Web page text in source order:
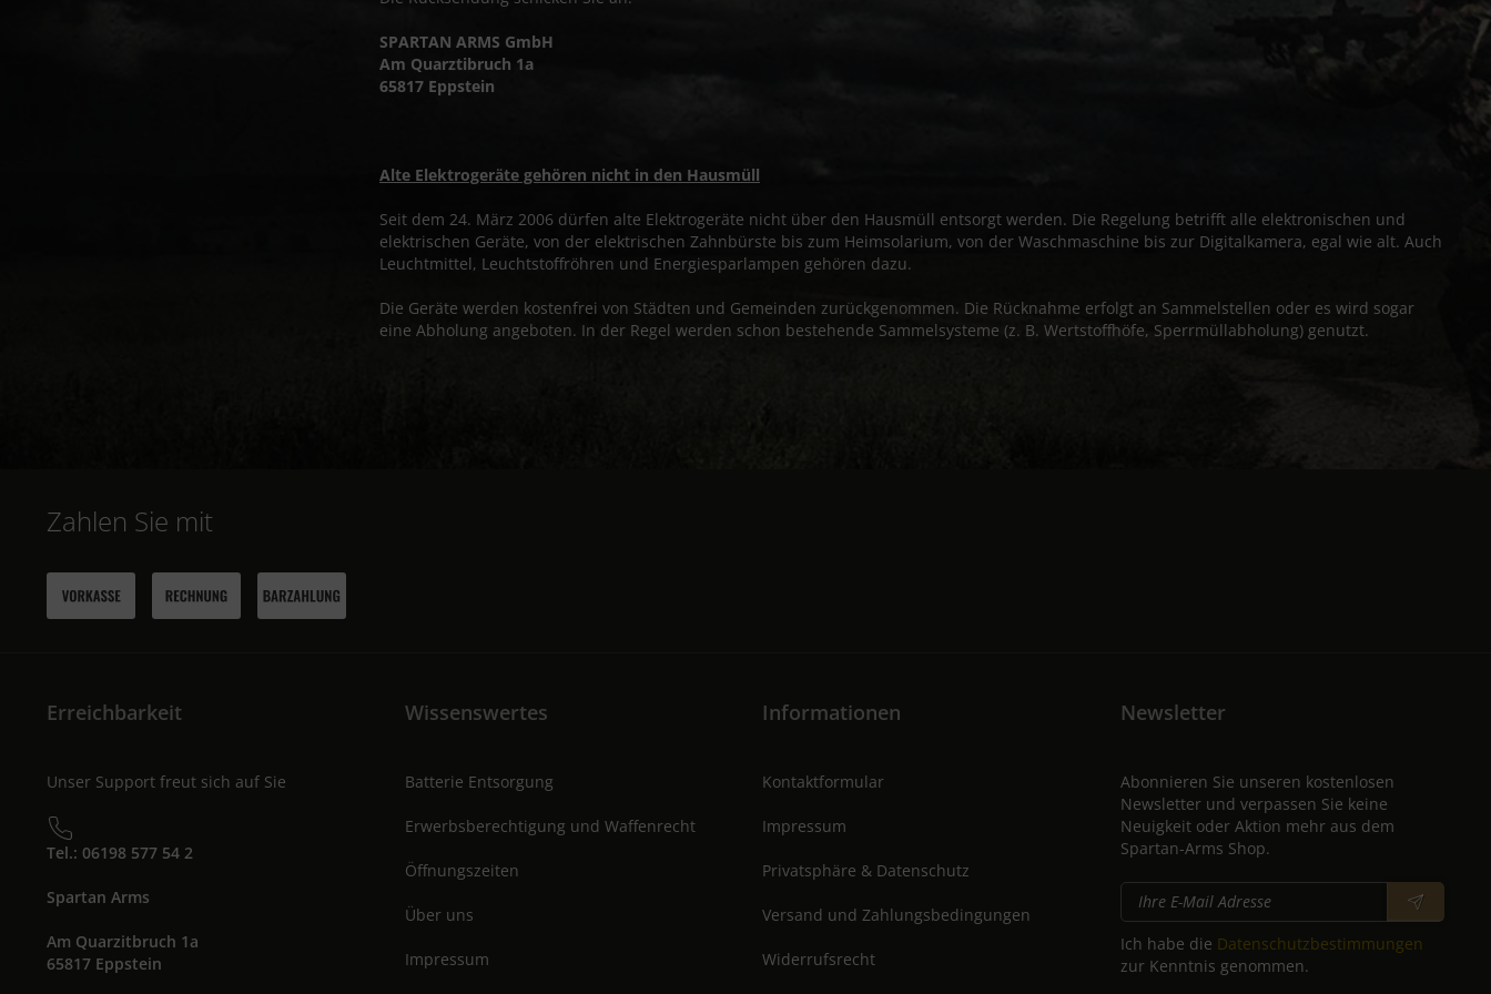
SPARTAN ARMS GmbH
Am Quarztibruch 1a
65817 Eppstein
Alte Elektrogeräte gehören nicht in den Hausmüll
Seit dem 24. März 2006 dürfen alte Elektrogeräte nicht über den Hausmüll entsorgt werden. Die Regelung betrifft alle elektronischen und
elektrischen Geräte, von der elektrischen Zahnbürste bis zum Heimsolarium, von der Waschmaschine bis zur Digitalkamera, egal wie alt. Auch
Leuchtmittel, Leuchtstoffröhren und Energiesparlampen gehören dazu.
Die Geräte werden kostenfrei von Städten und Gemeinden zurückgenommen. Die Rücknahme erfolgt an Sammelstellen oder es wird sogar
eine Abholung angeboten. In der Regel werden schon bestehende Sammelsysteme (z. B. Wertstoffhöfe, Sperrmüllabholung) genutzt.
Zahlen Sie mit
Erreichbarkeit
Unser Support freut sich auf Sie
Tel.: 06198 577 54 2
Spartan Arms
Am Quarzitbruch 1a
65817 Eppstein
Wissenswertes
Batterie Entsorgung
Erwerbsberechtigung und Waffenrecht
Öffnungszeiten
Über uns
Impressum
Informationen
Kontaktformular
Impressum
Privatsphäre & Datenschutz
Versand und Zahlungsbedingungen
Widerrufsrecht
Newsletter
Abonnieren Sie unseren kostenlosen
Newsletter und verpassen Sie keine
Neuigkeit oder Aktion mehr aus dem
Spartan-Arms Shop.
Ich habe die Datenschutzbestimmungen
zur Kenntnis genommen.